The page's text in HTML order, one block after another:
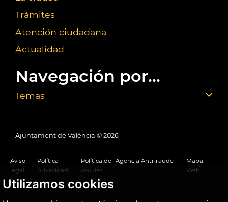
Utilizamos cookies
Trámites
Atención ciudadana
Actualidad
Navegación por...
Temas
Ajuntament de València © 2026
Aviso
legal
Política
privacidad
Política de
cookies
Agencia Antifraude
Mapa
Web